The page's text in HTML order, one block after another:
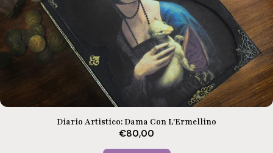
Diario Artistico: Dama Con L'Ermellino
€80,00